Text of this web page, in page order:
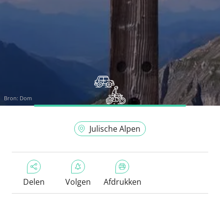
Bron: Dom
Julische Alpen
Delen Volgen Afdrukken